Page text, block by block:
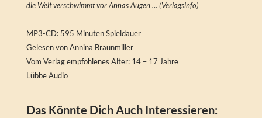
die Welt verschwimmt vor Annas Augen … (Verlagsinfo)
MP3-CD: 595 Minuten Spieldauer
Gelesen von Annina Braunmiller
Vom Verlag empfohlenes Alter: 14 – 17 Jahre
Lübbe Audio
Das Könnte Dich Auch Interessieren: